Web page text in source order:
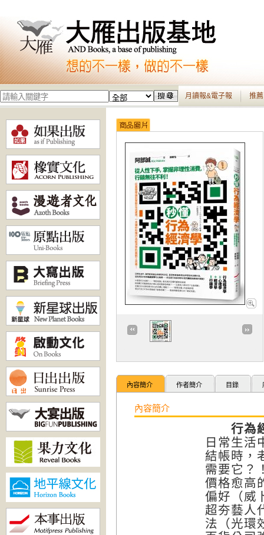
月讀報&電子報 推
內容簡介 作者簡介 目錄
內容簡介
行為經
日常生
結帳時，
需要它？
價格愈高
偏好（威
超夯藝人
法（光環